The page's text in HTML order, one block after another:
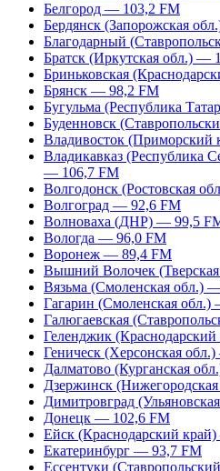
Белгород — 103,2 FM
Бердянск (Запорожская
Благодарный
Братск (Иркутская обл.) —
Бриньковская
Брянск — 98,2 FM
Бугульма (Республика
Буденновск
Владивосток
Владикавказ (Республика
— 106,7 FM
Волгодонск (Ростовская
Волгоград — 92,6 FM
Волноваха (ДНР) — 99,5
Вологда — 96,0 FM
Воронеж — 89,4 FM
Вышний Волочек
Вязьма (Смоленская обл.)
Гагарин (Смоленская
Галюгаевская
Геленджик
Геническ (Херсонская
Далматово (Курганская
Дзержинск
Димитровград
Донецк — 102,6 FM
Ейск (Краснодарский
Екатеринбург — 93,7 FM
Ессентуки